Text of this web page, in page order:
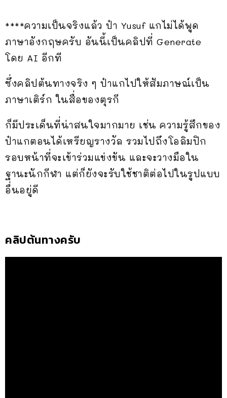
****ความเป็นจริงแล้ว ป๋า Yusuf แกไม่ได้พูด
ภาษาอังกฤษครับ อันนี้เป็นคลิปที่ Generate
โดย AI อีกที
ซึ่งคลิปต้นทางจริง ๆ ป๋าแกไปให้สัมภาษณ์เป็น
ภาษาเติร์ก ในสื่อของตุรกี
ก็มีประเด็นที่น่าสนใจมากมาย เช่น ความรู้สึกของ
ป๋าแกตอนได้เหรียญรางวัล รวมไปถึงโอลิมปิก
รอบหน้าที่จะเข้าร่วมแข่งขัน และจะวางมือใน
ฐานะนักกีฬา แต่ก็ยังจะรับใช้ชาติต่อไปในรูปแบบ
อื่นอยู่ดี
คลิปต้นทางครับ